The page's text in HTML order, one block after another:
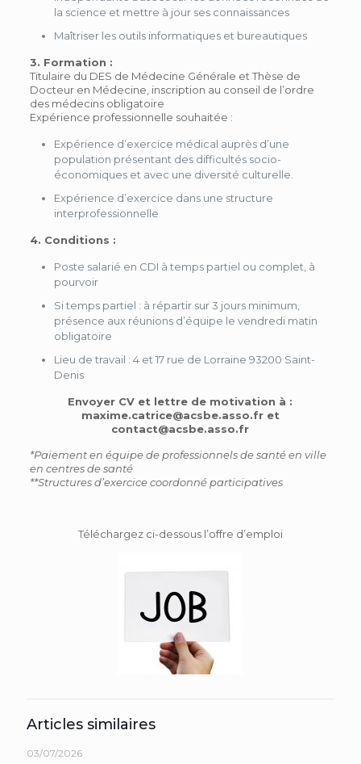
la science et mettre à jour ses connaissances
Maîtriser les outils informatiques et bureautiques
3. Formation :
Titulaire du DES de Médecine Générale et Thèse de
Docteur en Médecine, inscription au conseil de l’ordre
des médecins obligatoire
Expérience professionnelle souhaitée :
Expérience d’exercice médical auprès d’une
population présentant des difficultés socio-
économiques et avec une diversité culturelle.
Expérience d’exercice dans une structure
interprofessionnelle
4. Conditions :
Poste salarié en CDI à temps partiel ou complet, à
pourvoir
Si temps partiel : à répartir sur 3 jours minimum,
présence aux réunions d’équipe le vendredi matin
obligatoire
Lieu de travail : 4 et 17 rue de Lorraine 93200 Saint-
Denis
Envoyer CV et lettre de motivation à :
maxime.catrice@acsbe.asso.fr et
contact@acsbe.asso.fr
*Paiement en équipe de professionnels de santé en ville
en centres de santé
**Structures d’exercice coordonné participatives
Téléchargez ci-dessous l’offre d’emploi
Articles similaires
03/07/2026